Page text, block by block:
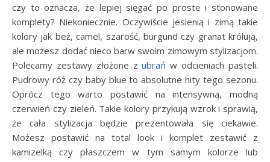
czy to oznacza, że lepiej sięgać po proste i stonowane
komplety? Niekoniecznie. Oczywiście jesienią i zimą takie
kolory jak beż, camel, szarość, burgund czy granat królują,
ale możesz dodać nieco barw swoim zimowym stylizacjom.
Polecamy zestawy złożone zubrań w odcieniach pasteli.
Pudrowy róż czy baby blue to absolutne hity tego sezonu.
Oprócz tego warto postawić na intensywną, modną
czerwień czy zieleń. Takie kolory przykują wzrok i sprawią,
że cała stylizacja będzie prezentowała się ciekawie.
Możesz postawić na total look i komplet zestawić z
kamizelką czy płaszczem w tym samym kolorze lub